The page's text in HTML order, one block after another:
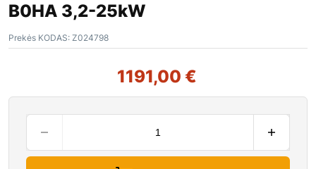
B0HA 3,2-25kW
Prekės KODAS: Z024798
1191,00 €